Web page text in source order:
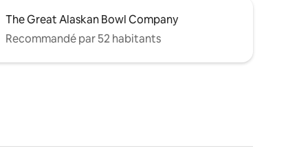
The Great Alaskan Bowl Company
Recommandé par 52 habitants